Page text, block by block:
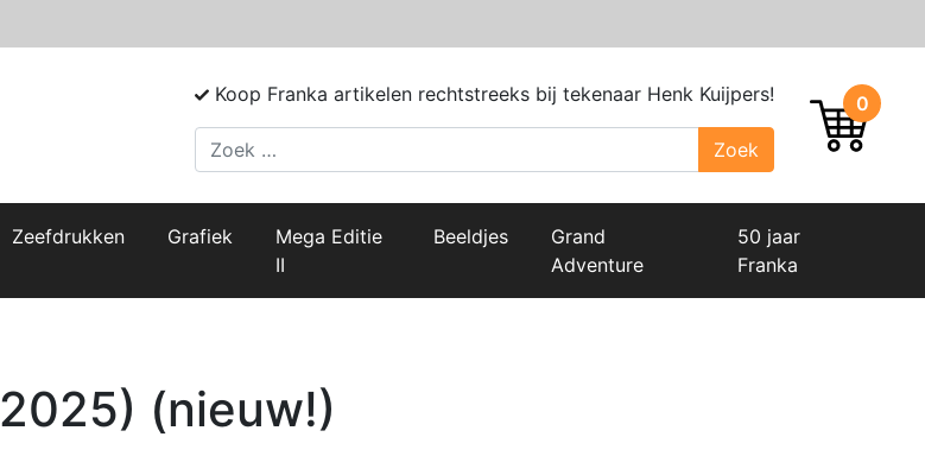
Koop Franka artikelen rechtstreeks bij tekenaar Henk Kuijpers!
Zoek
0
Zeefdrukken Grafiek
Mega Editie
II
Beeldjes
Grand
Adventure
50 jaar
Franka
(nieuw!)